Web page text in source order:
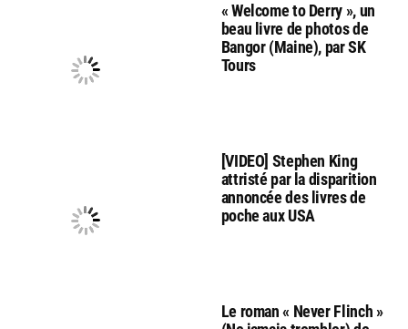
« Welcome to Derry », un
beau livre de photos de
Bangor (Maine), par SK
Tours
[VIDEO] Stephen King
attristé par la disparition
annoncée des livres de
poche aux USA
Le roman « Never Flinch »